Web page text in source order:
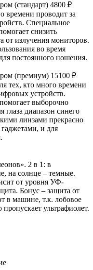
(стандарт) 4800 ₽
времени проводит за
Специальное
снизить
от излучения мониторов.
во время
постоянного ношения.
(премиум) 15100 ₽
тех, кто много времени
устройств.
выборочно
глаза диапазон синего
линзами прекрасно
и для
2 в 1: в
на солнце – темные.
от уровня УФ-
Бонус – защита от
в машине, т.к. лобовое
ультрафиолет.